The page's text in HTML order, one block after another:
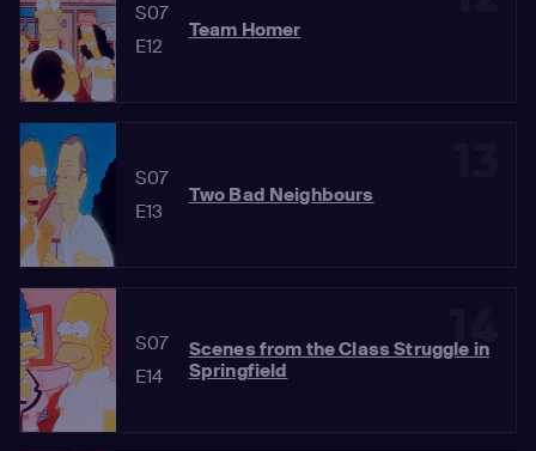
S07
E12
Team Homer
S07
E13
Two Bad Neighbours
14
S07
E14
Scenes from the Class Struggle in
Springfield